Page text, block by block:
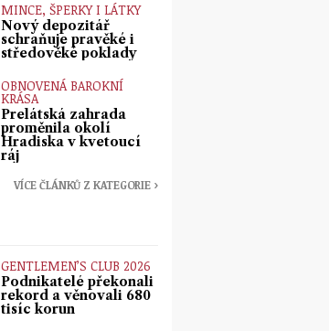
MINCE, ŠPERKY I LÁTKY
Nový depozitář
schraňuje pravěké i
středověké poklady
OBNOVENÁ BAROKNÍ
KRÁSA
Prelátská zahrada
proměnila okolí
Hradiska v kvetoucí
ráj
VÍCE ČLÁNKŮ Z KATEGORIE ›
GENTLEMEN’S CLUB 2026
Podnikatelé překonali
rekord a věnovali 680
tisíc korun